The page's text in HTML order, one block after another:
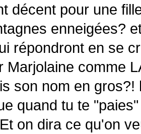
décent pour une
enneigées?
répondront en se
Marjolaine comme
son nom en gros?!
quand tu te
on dira ce qu'on